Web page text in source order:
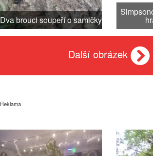
Dva brouci soupeří o samičky
Další obrázek
Reklama